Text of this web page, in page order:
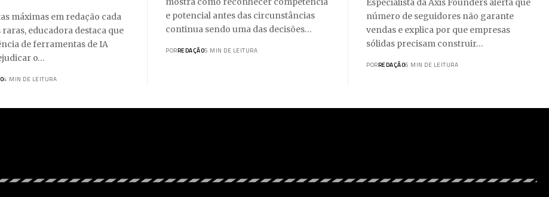
máximas em redação cada
raras, educadora destaca que
de ferramentas de IA
o…
4 MIN DE LEITURA
e potencial antes das circunstâncias
continua sendo uma das decisões…
PORREDAÇÃO5 MIN DE LEITURA
número de seguidores não garante
vendas e explica por que empresas
sólidas precisam construir…
PORREDAÇÃO6 MIN DE LEITURA